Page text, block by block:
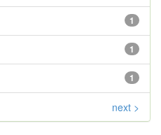
1
1
1
next >